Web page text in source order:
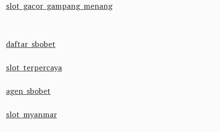
slot gacor gampang menang
daftar sbobet
slot terpercaya
agen sbobet
slot myanmar